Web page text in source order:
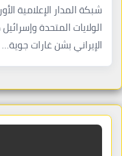
الولايات المتحدة
الإيراني بشن غارات جوية…